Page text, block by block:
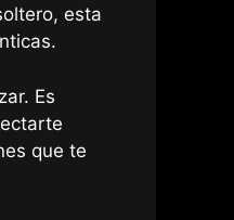
esta
Es
que te